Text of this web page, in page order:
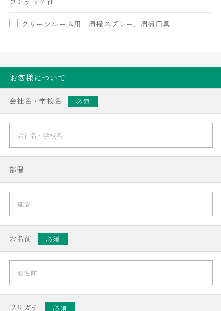
クリーンルーム用 清掃スプレー、清掃用具
お客様について
会社名・学校名 必須
部署
お名前 必須
フリガナ 必須